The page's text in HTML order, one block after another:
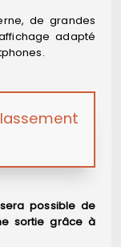
de grandes
adapté
possible de
sortie grâce à